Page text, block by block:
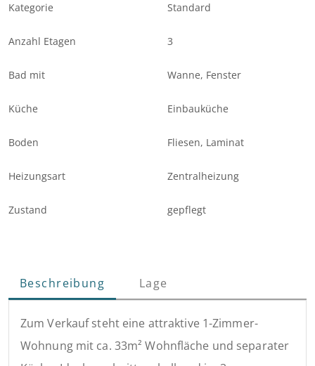
Kategorie Standard
Anzahl Etagen 3
Bad mit Wanne, Fenster
Küche Einbauküche
Boden Fliesen, Laminat
Heizungsart Zentralheizung
Zustand gepflegt
Beschreibung Lage
Zum Verkauf steht eine attraktive 1-Zimmer-
Wohnung mit ca. 33m² Wohnfläche und separater